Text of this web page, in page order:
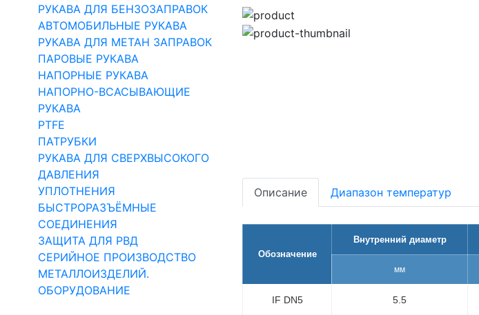
РУКАВА ДЛЯ БЕНЗОЗАПРАВОК
АВТОМОБИЛЬНЫЕ РУКАВА
РУКАВА ДЛЯ МЕТАН ЗАПРАВОК
ПАРОВЫЕ РУКАВА
НАПОРНЫЕ РУКАВА
НАПОРНО-ВСАСЫВАЮЩИЕ
РУКАВА
PTFE
ПАТРУБКИ
РУКАВА ДЛЯ СВЕРХВЫСОКОГО
ДАВЛЕНИЯ
УПЛОТНЕНИЯ
БЫСТРОРАЗЪЁМНЫЕ
СОЕДИНЕНИЯ
ЗАЩИТА ДЛЯ РВД
СЕРИЙНОЕ ПРОИЗВОДСТВО
МЕТАЛЛОИЗДЕЛИЙ.
ОБОРУДОВАНИЕ
Описание Диапазон температур
Обозначение
Внутренний диаметр
мм
IF DN5 5.5